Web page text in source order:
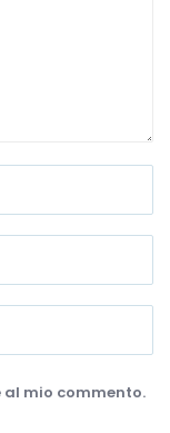
mio commento.